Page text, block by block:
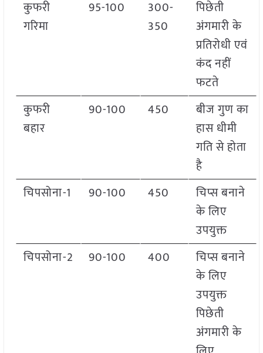
कुफरी
गरिमा
95-100
300-
350
पिछेती
अंगमारी के
प्रतिरोधी एवं
कंद नहीं
फटते
कुफरी
बहार
90-100 450
बीज गुण का
हास धीमी
गति से होता
है
चिपसोना-1
90-100 450
चिप्स बनाने
के लिए
उपयुक्त
चिपसोना-2
90-100 400
चिप्स बनाने
के लिए
उपयुक्त
पिछेती
अंगमारी के